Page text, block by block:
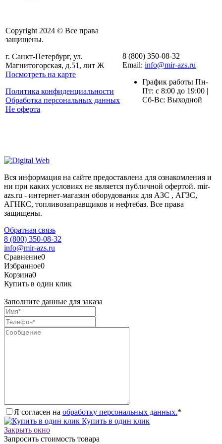
Copyright 2024 © Все права
защищены.
г. Санкт-Петербург, ул.
Магнитогорская, д.51, лит Ж
Посмотреть на карте
Политика конфиденциальности
Обработка персональных данных
Не оферта
8 (800) 350-08-32
Email: info@mir-azs.ru
График работы Пн-
Пт: с 8:00 до 19:00 |
Сб-Вс: Выходной
Вся информация на сайте предоставлена для ознакомления и
ни при каких условиях не является публичной офертой. mir-
azs.ru - интернет-магазин оборудования для АЗС , АГЗС,
АГНКС, топливозаправщиков и нефтебаз. Все права
защищены.
Обратная связь
8 (800) 350-08-32
info@mir-azs.ru
Сравнение0
Избранное0
Корзина0
Купить в один клик
Заполните данные для заказа
Я согласен на обработку персональных данных.*
Купить в один клик
Закрыть окно
Запросить стоимость товара